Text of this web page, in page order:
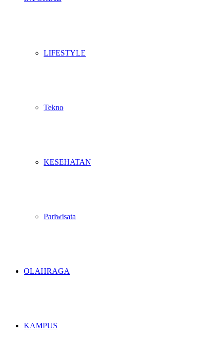
LIFESTYLE
Tekno
KESEHATAN
Pariwisata
OLAHRAGA
KAMPUS